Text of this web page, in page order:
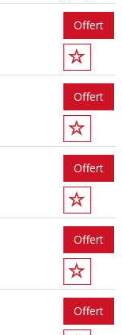
Offert
Offert
Offert
Offert
Offert